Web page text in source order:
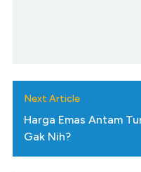
Next Article
Harga Emas Antam
Gak Nih?